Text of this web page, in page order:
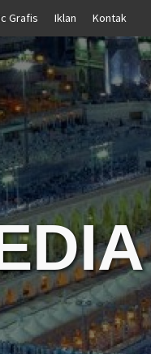
Grafis Iklan Kontak